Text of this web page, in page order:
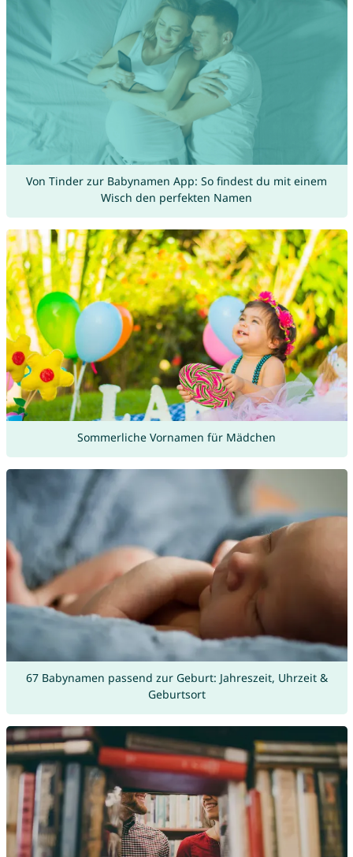
Von Tinder zur Babynamen App: So findest du mit einem
Wisch den perfekten Namen
Sommerliche Vornamen für Mädchen
67 Babynamen passend zur Geburt: Jahreszeit, Uhrzeit &
Geburtsort